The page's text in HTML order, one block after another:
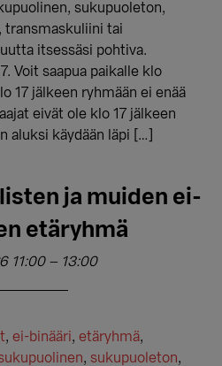
sukupuoleton,
transmaskuliini tai
itsessäsi pohtiva.
Voit saapua paikalle klo
17 jälkeen ryhmään ei enää
eivät ole klo 17 jälkeen
aluksi käydään läpi […]
ja muiden ei-
etäryhmä
11:00– 13:00
,ei-binääri,etäryhmä,
, sukupuoleton,